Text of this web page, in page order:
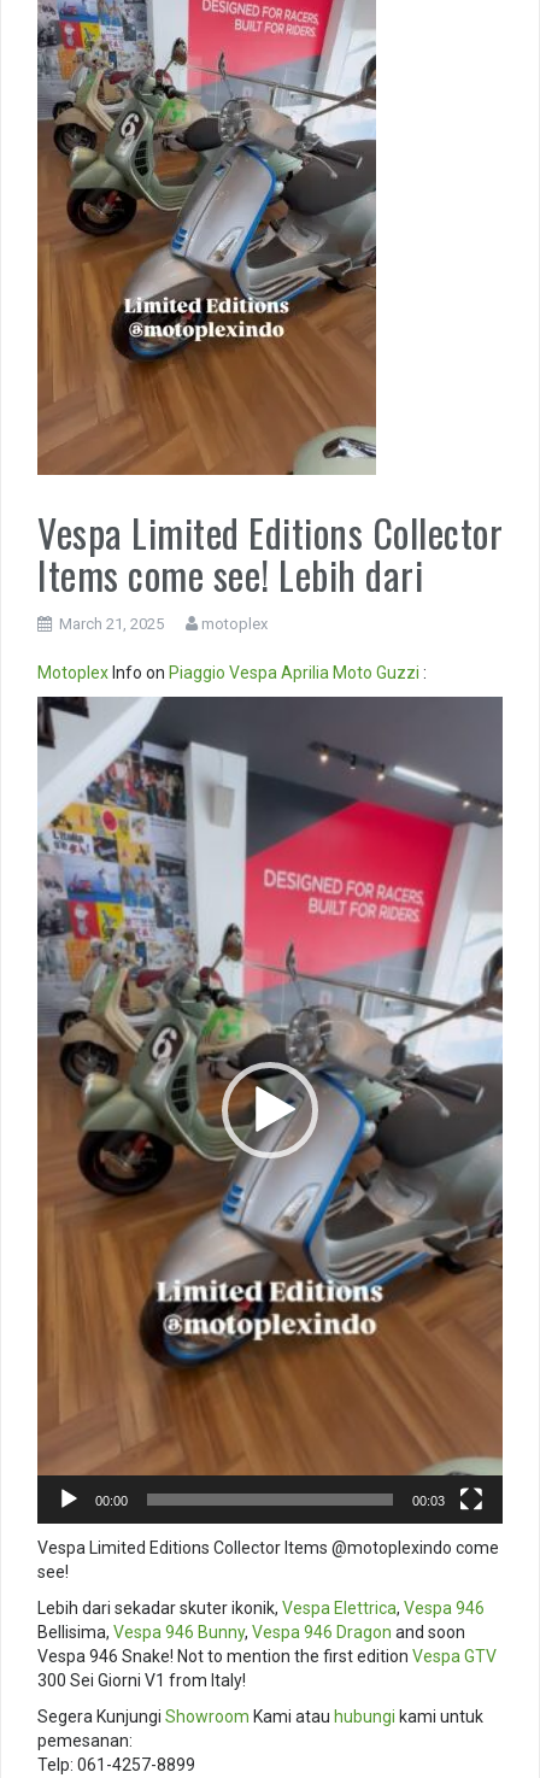
Vespa Limited Editions Collector
Items come see! Lebih dari
March 21, 2025 motoplex
Motoplex Info on Piaggio Vespa Aprilia Moto Guzzi :
Video
Player
00:00 00:03
Vespa Limited Editions Collector Items @motoplexindo come
see!
Lebih dari sekadar skuter ikonik, Vespa Elettrica, Vespa 946
Bellisima, Vespa 946 Bunny, Vespa 946 Dragon and soon
Vespa 946 Snake! Not to mention the first edition Vespa GTV
300 Sei Giorni V1 from Italy!
Segera Kunjungi Showroom Kami atau hubungi kami untuk
pemesanan:
Telp: 061-4257-8899